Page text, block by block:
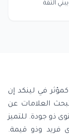
في لينكد إن
العلامات عن
ذو جودة. للتميز
فريد وذو قيمة.